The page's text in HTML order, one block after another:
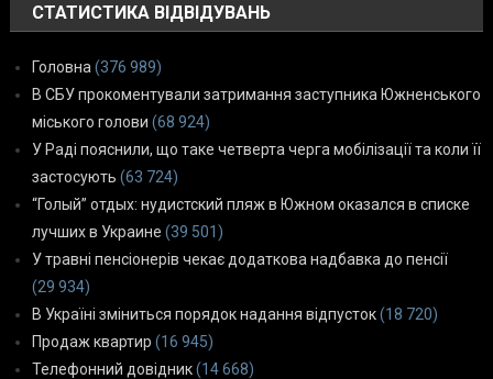
СТАТИСТИКА ВІДВІДУВАНЬ
Головна (376 989)
В СБУ прокоментували затримання заступника Южненського
міського голови (68 924)
У Раді пояснили, що таке четверта черга мобілізації та коли її
застосують (63 724)
“Голый” отдых: нудистский пляж в Южном оказался в списке
лучших в Украине (39 501)
У травні пенсіонерів чекає додаткова надбавка до пенсії
(29 934)
В Україні зміниться порядок надання відпусток(18 720)
Продаж квартир (16 945)
Телефонний довідник(14 668)